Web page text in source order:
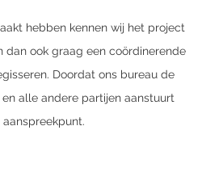
hebben kennen wij het project
dan ook graag een coördinerende
Doordat ons bureau de
alle andere partijen aanstuurt